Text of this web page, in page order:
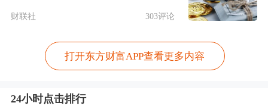
可以说，我国政府杠杆率明显低于主要
经济体和新兴市场国家，中央财政还有
比较大的举债空间和赤字提升空间。事
实上，一系列更加积极的政策已经在紧
财联社 303评论
打开东方财富APP查看更多内容
24小时点击排行